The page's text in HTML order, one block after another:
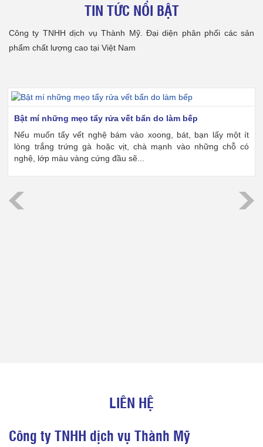
TIN TỨC NỔI BẬT
Công ty TNHH dịch vụ Thành Mỹ. Đại diện phân phối các sản
phẩm chất lượng cao tại Việt Nam
Bật mí những mẹo tẩy rửa vết bẩn do làm bếp
Nếu muốn tẩy vết nghệ bám vào xoong, bát, bạn lấy một ít
lòng trắng trứng gà hoặc vịt, chà mạnh vào những chỗ có
nghệ, lớp màu vàng cứng đầu sẽ...
LIÊN HỆ
Công ty TNHH dịch vụ Thành Mỹ